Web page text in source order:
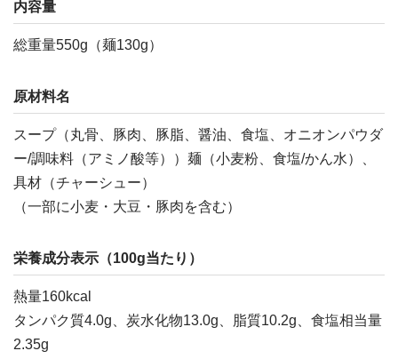
内容量
総重量550g（麺130g）
原材料名
スープ（丸骨、豚肉、豚脂、醤油、食塩、オニオンパウダ
ー/調味料（アミノ酸等））麺（小麦粉、食塩/かん水）、
具材（チャーシュー）
（一部に小麦・大豆・豚肉を含む）
栄養成分表示（100g当たり）
熱量160kcal
タンパク質4.0g、炭水化物13.0g、脂質10.2g、食塩相当量
2.35g